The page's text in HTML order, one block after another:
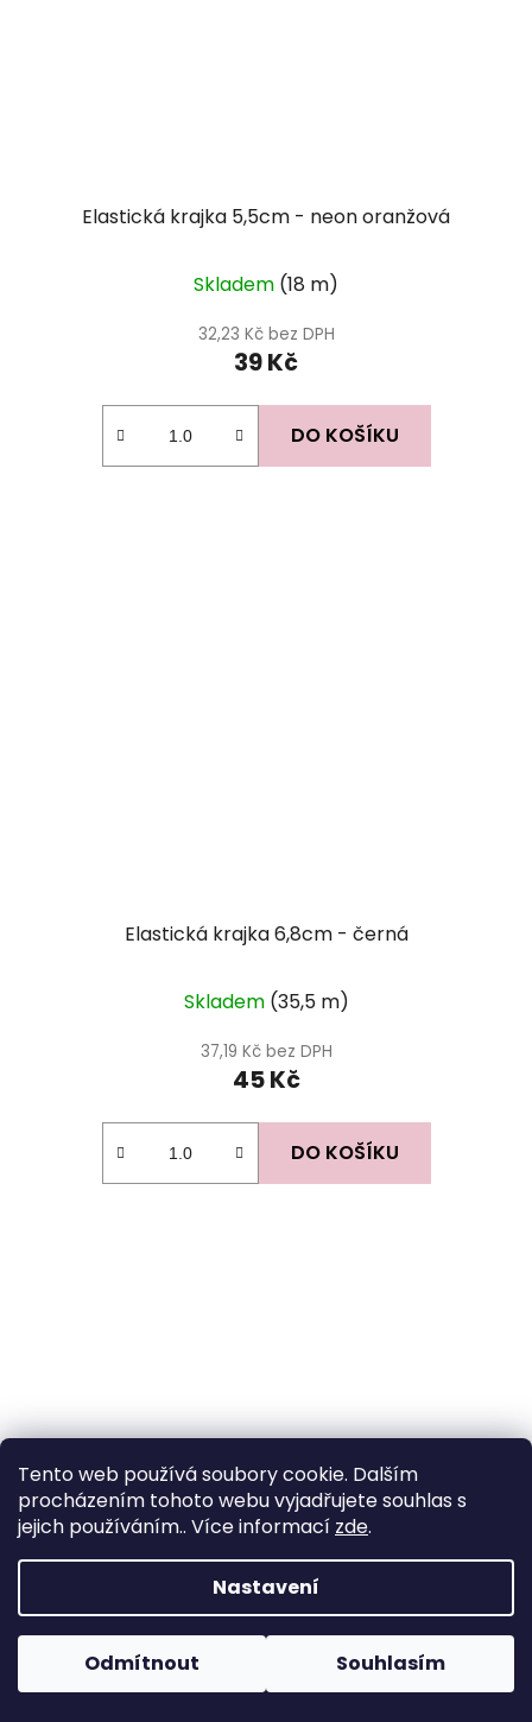
Tento web používá soubory cookie. Dalším
procházením tohoto webu vyjadřujete souhlas s
jejich používáním.. Více informací zde.
Nastavení
Odmítnout Souhlasím
Elastická krajka 5,5cm - neon oranžová
Skladem (18 m)
32,23 Kč bez DPH
39 Kč
DO KOŠÍKU
Elastická krajka 6,8cm - černá
Skladem (35,5 m)
37,19 Kč bez DPH
45 Kč
DO KOŠÍKU
Elastická krajka 6,8cm - světle béžová